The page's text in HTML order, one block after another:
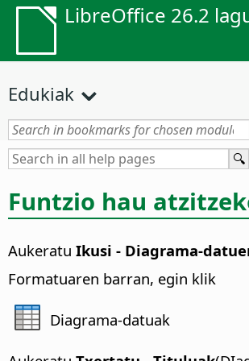
LibreOffice 26.2
Edukiak
Funtzio hau
Aukeratu Ikusi - Diagrama-
Formatuaren barran, egin klik
Diagrama-datuak